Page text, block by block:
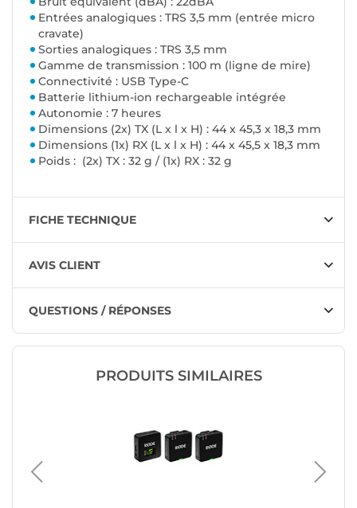
Entrées analogiques : TRS 3,5 mm (entrée micro
cravate)
Sorties analogiques : TRS 3,5 mm
Gamme de transmission : 100 m (ligne de mire)
Connectivité : USB Type-C
Batterie lithium-ion rechargeable intégrée
Autonomie : 7 heures
Dimensions (2x) TX (L x l x H) : 44 x 45,3 x 18,3 mm
Dimensions (1x) RX (L x l x H) : 44 x 45,5 x 18,3 mm
Poids : (2x) TX : 32 g / (1x) RX : 32 g
FICHE TECHNIQUE
AVIS CLIENT
QUESTIONS / RÉPONSES
PRODUITS SIMILAIRES